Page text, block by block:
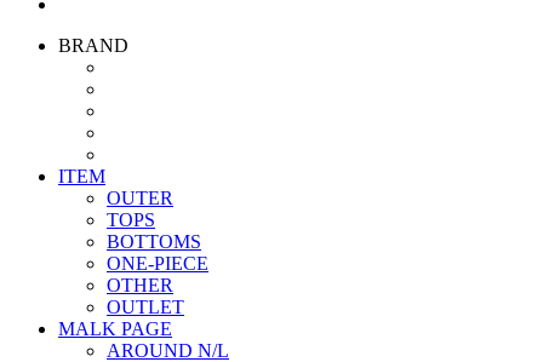
BRAND
ITEM
OUTER
TOPS
BOTTOMS
ONE-PIECE
OTHER
OUTLET
MALK PAGE
AROUND N/L